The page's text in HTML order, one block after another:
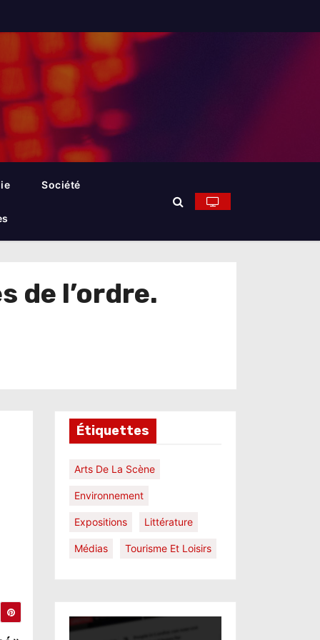
Société
de l’ordre.
Étiquettes
Arts De La Scène
Environnement
Expositions Littérature
Médias Tourisme Et Loisirs